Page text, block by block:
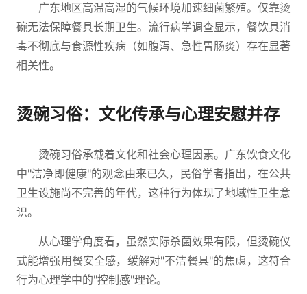
广东地区高温高湿的气候环境加速细菌繁殖。仅靠烫
碗无法保障餐具长期卫生。流行病学调查显示，餐饮具消
毒不彻底与食源性疾病（如腹泻、急性胃肠炎）存在显著
相关性。
烫碗习俗：文化传承与心理安慰并存
烫碗习俗承载着文化和社会心理因素。广东饮食文化
中"洁净即健康"的观念由来已久，民俗学者指出，在公共
卫生设施尚不完善的年代，这种行为体现了地域性卫生意
识。
从心理学角度看，虽然实际杀菌效果有限，但烫碗仪
式能增强用餐安全感，缓解对"不洁餐具"的焦虑，这符合
行为心理学中的"控制感"理论。